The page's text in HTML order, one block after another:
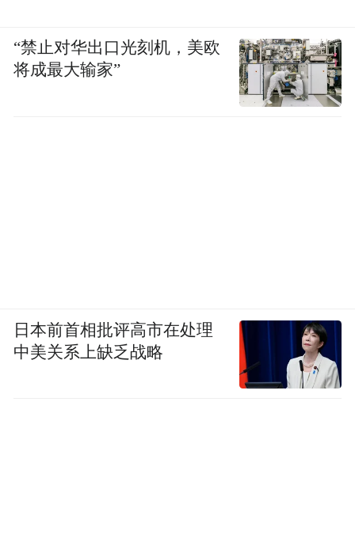
“禁止对华出口光刻机，美欧
将成最大输家”
日本前首相批评高市在处理
中美关系上缺乏战略